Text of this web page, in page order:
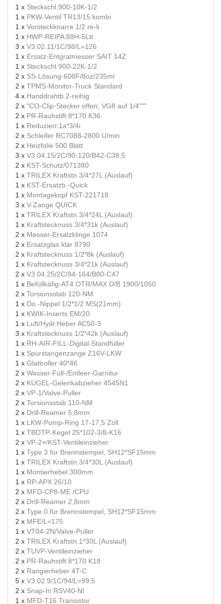
1 x Steckschl.900-10K-1/2
1 x PKW-Ventil TR13/15 kombi
1 x Vorsteckknarre 1/2 re-li
1 x HWP-REIPA 88H-5Ltr.
3 x V3.02.11/1C/98/L=126
1 x Ersatz-Entgratmesser SAIT 14Z
1 x Steckschl.900-22K-1/2
2 x SS-Lösung-608F/8oz/235ml
2 x TPMS-Monitor-Truck Standard
4 x Handdrahtb.2-reihig
2 x "CO-Clip-Stecker offen, VG8 auf 1/4"""
2 x PR-Rauhstift 8*170 K36
1 x Reduzierr.1a*3/4i
2 x Schleifer RC7088-2800 U/min
2 x Heizfolie 500 Blatt
3 x V3.04.15/2C/90-120/B42-C38,5
2 x KST-Schutz/071380
1 x TRILEX Kraftstn.3/4*27L (Auslauf)
1 x KST-Ersatzb.-Quick
1 x Montagekopf KST-221718
3 x V-Zange QUICK
1 x TRILEX Kraftstn.3/4*24L (Auslauf)
1 x Kraftstecknuss 3/4*31k (Auslauf)
2 x Messer-Ersatzklinge 1074
2 x Ersatzglas klar 8790
2 x Kraftstecknuss 1/2*8k (Auslauf)
1 x Kraftstecknuss 3/4*21k (Auslauf)
2 x V3.04.25/2C/94-164/B80-C47
1 x Befüllkäfig-AT4 OTR/MAX D/B 1900/1050
2 x Torsionsstab 120-NM
1 x Do.-Nippel 1/2*1/2 MS(21mm)
1 x KWIK-Inserts EM/20
1 x Luft/Hydr.Heber AC50-3
3 x Kraftstecknuss 1/2*42k (Auslauf)
1 x RH-AIR-FILL-Digital-Standfüller
1 x Spurstangenzange Z16V-LKW
1 x Glattroller 40*46
2 x Wasser-Füll-/Entleer-Garnitur
2 x KUGEL-Gelenkabzieher 4545N1
2 x VP-1/Valve-Puller
2 x Torsionsstab 110-NM
2 x Drill-Reamer 5,8mm
1 x LKW-Pump-Ring 17-17,5 Zoll
1 x TBOTP-Kegel 25*102-3/8-K16
2 x VP-2+/KST-Ventileinzieher
1 x Type 3 für Brennstempel, SH12*SF15mm
1 x TRILEX Kraftstn.3/4*30L (Auslauf)
1 x Montierhebel 300mm
1 x RP-APX 26/10
2 x MFD-CP8-ME /CPU
2 x Drill-Reamer 2,8mm
2 x Type 0 für Brennstempel, SH12*SF15mm
2 x MFE/L=175
1 x VT04-2N/Valve-Puller
2 x TRILEX Kraftstn.1*30L (Auslauf)
2 x TUVP-Ventileinzieher
2 x PR-Rauhstift 8*170 K18
2 x Rangierheber 4T-C
5 x V3.02.9/1C/94/L=99,5
2 x Snap-In RSV40-NI
1 x MFD-T16 Transistor